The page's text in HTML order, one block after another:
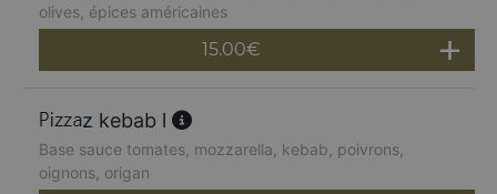
olives, épices américaines
15.00€
z kebab l
Base sauce tomates, mozzarella, kebab, poivrons,
oignons, origan